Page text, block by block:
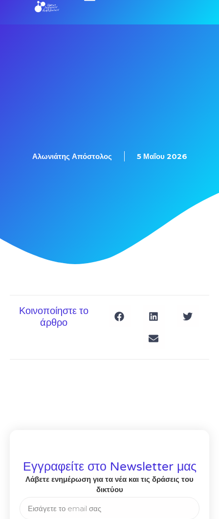
Αλωνιάτης Απόστολος 5 Μαΐου 2026
Κοινοποίηστε το
άρθρο
Εγγραφείτε στο Newsletter μας
Λάβετε ενημέρωση για τα νέα και τις δράσεις του
δικτύου